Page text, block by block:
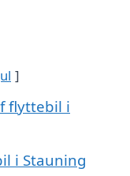
flyttebil i
i Stauning